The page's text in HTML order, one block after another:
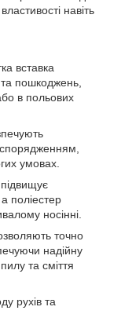
навіть
вставка
пошкоджень,
в польових
умовах.
а поліестер
носінні.
точно
надійну
та сміття
рухів та